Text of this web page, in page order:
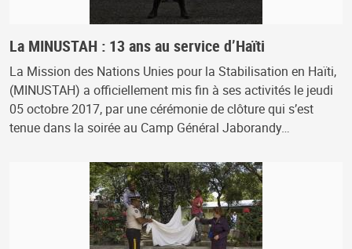
La MINUSTAH : 13 ans au service d’Haïti
La Mission des Nations Unies pour la Stabilisation en Haïti,
(MINUSTAH) a officiellement mis fin à ses activités le jeudi
05 octobre 2017, par une cérémonie de clôture qui s’est
tenue dans la soirée au Camp Général Jaborandy…